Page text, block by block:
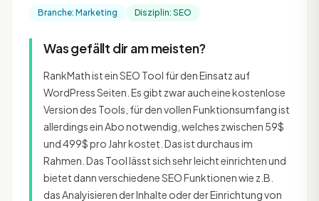
Branche: Marketing Disziplin: SEO
Was gefällt dir am meisten?
RankMath ist ein SEO Tool für den Einsatz auf
WordPress Seiten. Es gibt zwar auch eine kostenlose
Version des Tools, für den vollen Funktionsumfang ist
allerdings ein Abo notwendig, welches zwischen 59$
und 499$ pro Jahr kostet. Das ist durchaus im
Rahmen. Das Tool lässt sich sehr leicht einrichten und
bietet dann verschiedene SEO Funktionen wie z.B.
das Analyisieren der Inhalte oder der Einrichtung von